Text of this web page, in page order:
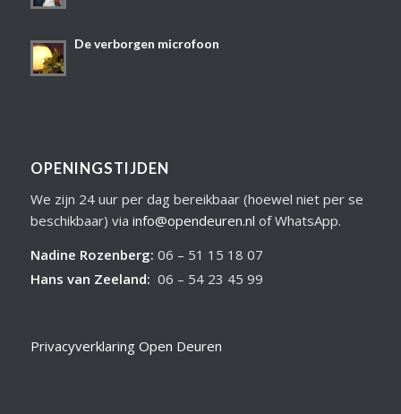
De verborgen microfoon
OPENINGSTIJDEN
We zijn 24 uur per dag bereikbaar (hoewel niet per se
beschikbaar) via info@opendeuren.nl of WhatsApp.
Nadine Rozenberg: 06 – 51 15 18 07
Hans van Zeeland: 06 – 54 23 45 99
Privacyverklaring Open Deuren